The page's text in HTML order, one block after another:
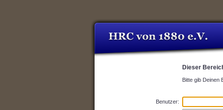
Dieser
Bitte gib Deinen
Benutzer: